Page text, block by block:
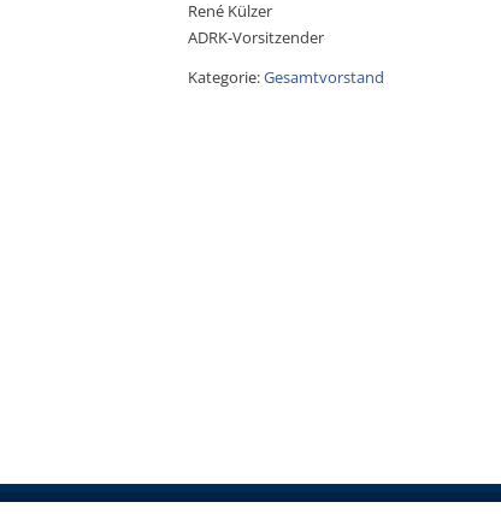
René Külzer
ADRK-Vorsitzender
Kategorie:Gesamtvorstand